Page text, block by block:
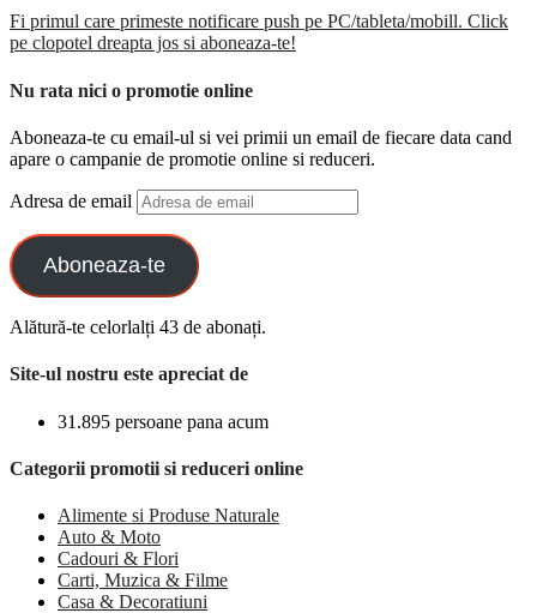
Fi primul care primeste notificare push pe PC/tableta/mobill. Click
pe clopotel dreapta jos si aboneaza-te!
Nu rata nici o promotie online
Aboneaza-te cu email-ul si vei primii un email de fiecare data cand
apare o campanie de promotie online si reduceri.
Adresa de email
Aboneaza-te
Alătură-te celorlalți 43 de abonați.
Site-ul nostru este apreciat de
31.895 persoane pana acum
Categorii promotii si reduceri online
Alimente si Produse Naturale
Auto & Moto
Cadouri & Flori
Carti, Muzica & Filme
Casa & Decoratiuni